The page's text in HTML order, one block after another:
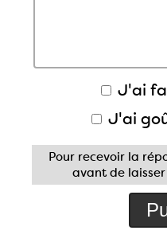
J'ai
J'ai
Pour recevoir la
avant de